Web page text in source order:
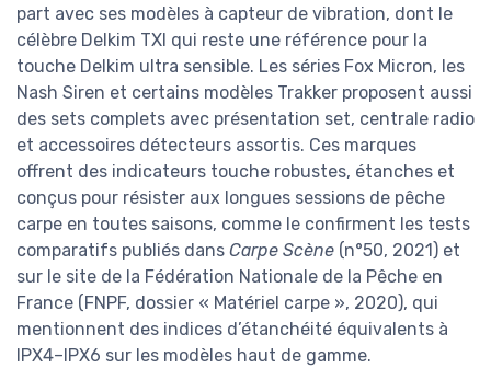
part avec ses modèles à capteur de vibration, dont le
célèbre Delkim TXI qui reste une référence pour la
touche Delkim ultra sensible. Les séries Fox Micron, les
Nash Siren et certains modèles Trakker proposent aussi
des sets complets avec présentation set, centrale radio
et accessoires détecteurs assortis. Ces marques
offrent des indicateurs touche robustes, étanches et
conçus pour résister aux longues sessions de pêche
carpe en toutes saisons, comme le confirment les tests
comparatifs publiés dans Carpe Scène (n°50, 2021) et
sur le site de la Fédération Nationale de la Pêche en
France (FNPF, dossier « Matériel carpe », 2020), qui
mentionnent des indices d’étanchéité équivalents à
IPX4–IPX6 sur les modèles haut de gamme.